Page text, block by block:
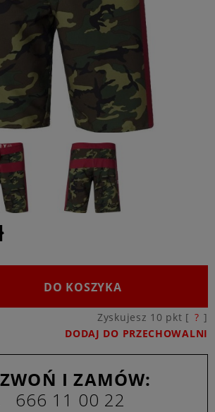
DO KOSZYKA
Zyskujesz 10 pkt [ ? ]
DODAJ DO PRZECHOWALNI
I ZAMÓW:
666 11 00 22